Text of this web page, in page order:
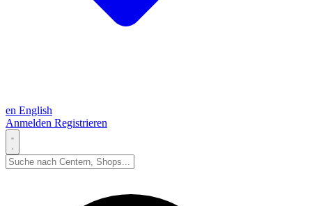
en English
Anmelden Registrieren